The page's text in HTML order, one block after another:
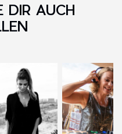
DIR AUCH